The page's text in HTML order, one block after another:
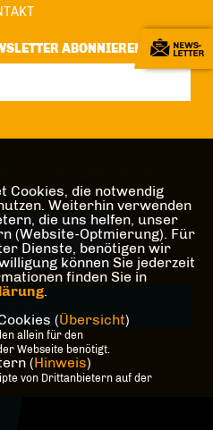
ABONNIEREN
Friendly Captcha ⇗
Cookies, die notwendig
Weiterhin verwenden
die uns helfen, unser
(Website-Optmierung). Für
Dienste, benötigen wir
können Sie jederzeit
finden Sie in
.
(Übersicht)
allein für den
Webseite benötigt.
(Hinweis)
von Drittanbietern auf der